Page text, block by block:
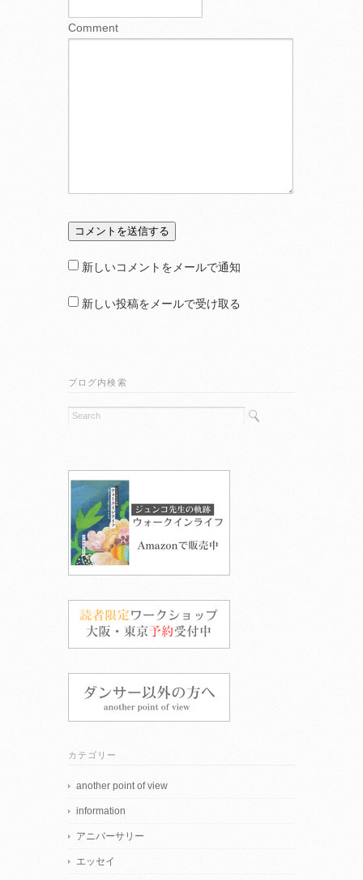
Comment
新しいコメントをメールで通知
新しい投稿をメールで受け取る
ブログ内検索
カテゴリー
another point of view
information
アニバーサリー
エッセイ